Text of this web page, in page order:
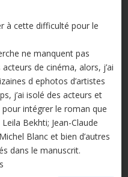
à cette difficulté pour le
ne manquent pas
de cinéma, alors, j’ai
d ephotos d’artistes
j’ai isolé des acteurs et
intégrer le roman que
Bekhti; Jean-Claude
Blanc et bien d’autres
dans le manuscrit.